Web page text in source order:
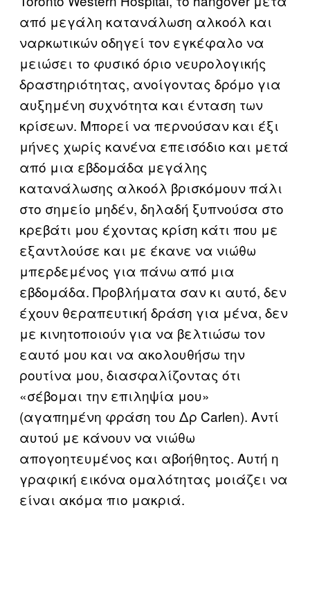
από μεγάλη κατανάλωση αλκοόλ και
ναρκωτικών οδηγεί τον εγκέφαλο να
μειώσει το φυσικό όριο νευρολογικής
δραστηριότητας, ανοίγοντας δρόμο για
αυξημένη συχνότητα και ένταση των
κρίσεων. Μπορεί να περνούσαν και έξι
μήνες χωρίς κανένα επεισόδιο και μετά
από μια εβδομάδα μεγάλης
κατανάλωσης αλκοόλ βρισκόμουν πάλι
στο σημείο μηδέν, δηλαδή ξυπνούσα στο
κρεβάτι μου έχοντας κρίση κάτι που με
εξαντλούσε και με έκανε να νιώθω
μπερδεμένος για πάνω από μια
εβδομάδα. Προβλήματα σαν κι αυτό, δεν
έχουν θεραπευτική δράση για μένα, δεν
με κινητοποιούν για να βελτιώσω τον
εαυτό μου και να ακολουθήσω την
ρουτίνα μου, διασφαλίζοντας ότι
«σέβομαι την επιληψία μου»
(αγαπημένη φράση του Δρ Carlen). Αντί
αυτού με κάνουν να νιώθω
απογοητευμένος και αβοήθητος. Αυτή η
γραφική εικόνα ομαλότητας μοιάζει να
είναι ακόμα πιο μακριά.